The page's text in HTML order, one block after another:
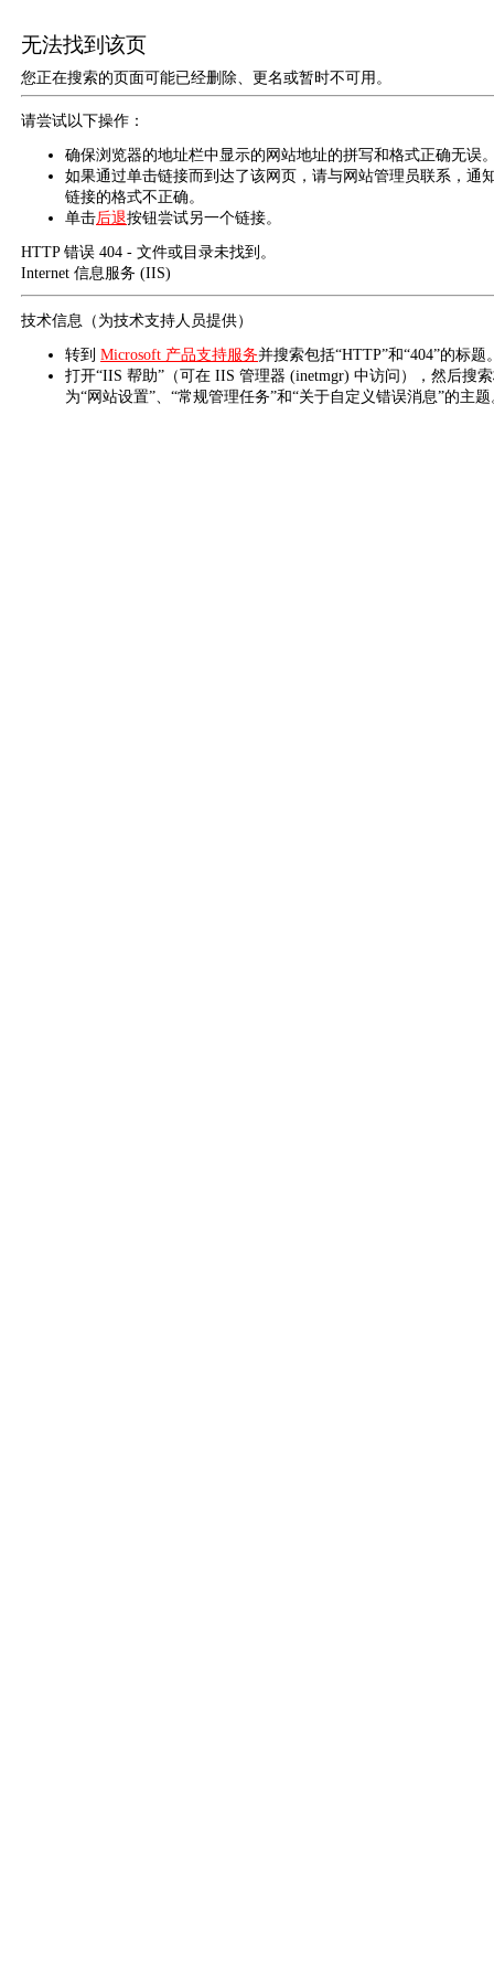
无法找到该页
您正在搜索的页面可能已经删除、更名或暂时不可用。
请尝试以下操作：
确保浏览器的地址栏中显示的网站地址的拼写和格式正确无误
如果通过单击链接而到达了该网页，请与网站管理员联系，通
链接的格式不正确。
单击后退按钮尝试另一个链接。
HTTP 错误 404 - 文件或目录未找到。
Internet 信息服务 (IIS)
技术信息（为技术支持人员提供）
转到 Microsoft 产品支持服务并搜索包括“HTTP”和“404”的标题
打开“IIS 帮助”（可在 IIS 管理器 (inetmgr) 中访问），然后搜
为“网站设置”、“常规管理任务”和“关于自定义错误消息”的主题